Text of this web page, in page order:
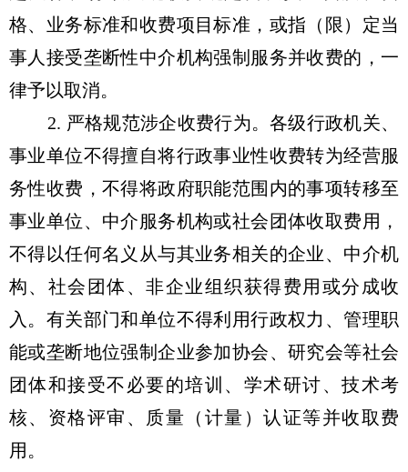
格、业务标准和收费项目标准，或指（限）定当
事人接受垄断性中介机构强制服务并收费的，一
律予以取消。
2. 严格规范涉企收费行为。各级行政机关、
事业单位不得擅自将行政事业性收费转为经营服
务性收费，不得将政府职能范围内的事项转移至
事业单位、中介服务机构或社会团体收取费用，
不得以任何名义从与其业务相关的企业、中介机
构、社会团体、非企业组织获得费用或分成收
入。有关部门和单位不得利用行政权力、管理职
能或垄断地位强制企业参加协会、研究会等社会
团体和接受不必要的培训、学术研讨、技术考
核、资格评审、质量（计量）认证等并收取费
用。